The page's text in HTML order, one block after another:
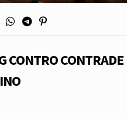
CONTRO